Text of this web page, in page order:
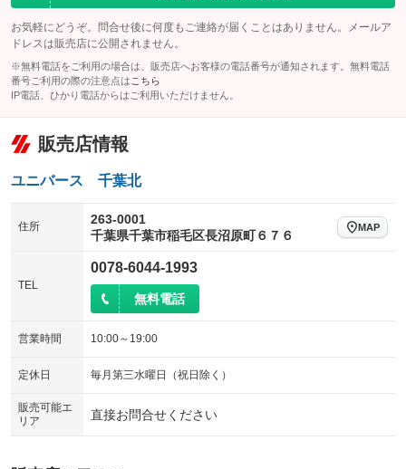
お気軽にどうぞ。問合せ後に何度もご連絡が届くことはありません。メールア
ドレスは販売店に公開されません。
※無料電話をご利用の場合は、販売店へお客様の電話番号が通知されます。無料電話
番号ご利用の際の注意点は こちら
IP電話、ひかり電話からはご利用いただけません。
販売店情報
ユニバース 千葉北
住所
263-0001
千葉県千葉市稲毛区長沼原町６７６
MAP
TEL
0078-6044-1993
無料電話
営業時間 10:00～19:00
定休日 毎月第三水曜日（祝日除く）
販売可能エ
リア
直接お問合せください